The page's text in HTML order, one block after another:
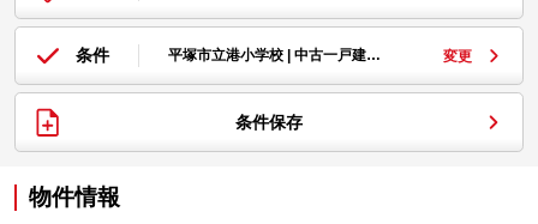
条件 平塚市立港小学校 | 中古一戸建… 変更
条件保存
物件情報